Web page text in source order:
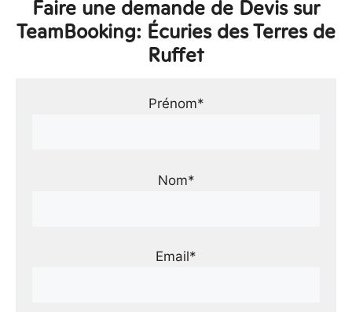
Faire une demande de Devis sur
TeamBooking: Écuries des Terres de
Ruffet
Prénom*
Nom*
Email*